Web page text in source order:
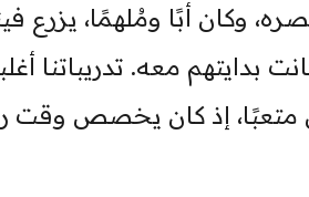
وكان أبًا ومُلهمًا، يزرع
بدايتهم معه. تدريباتنا
متعبًا، إذ كان يخصص وقت